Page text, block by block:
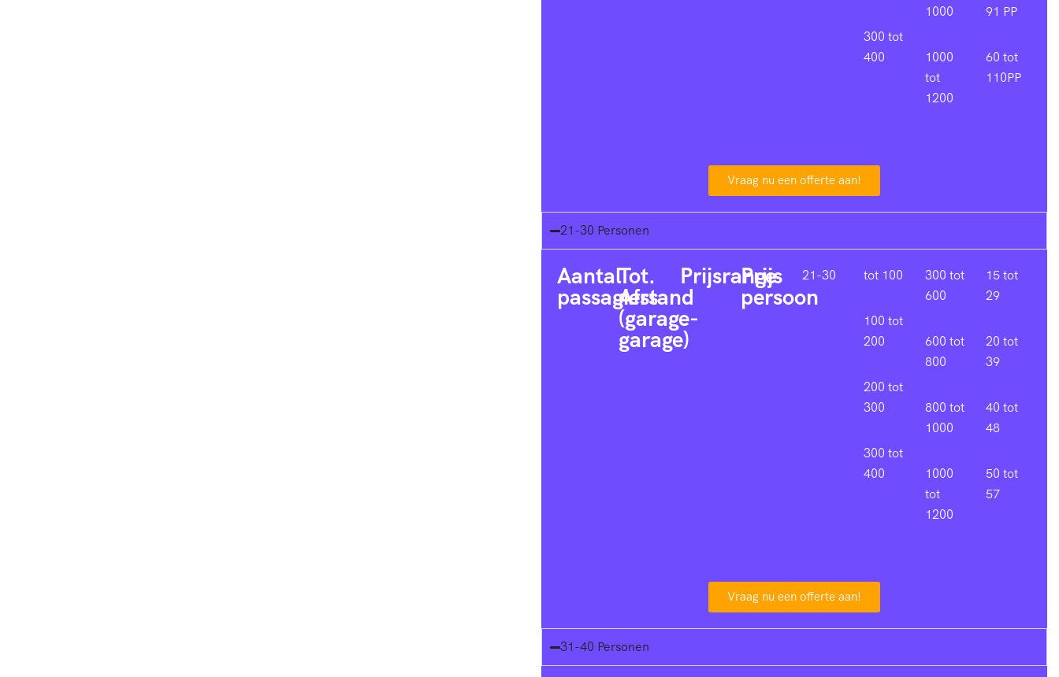
300 tot
400
1000
1000
tot
1200
91 PP
60 tot
110PP
Vraag nu een offerte aan!
21-30 Personen
Aantal
passagiers
Tot.
Afstand
(garage-
garage)
Prijsrange
Prijs
persoon
21-30 tot 100
100 tot
200
200 tot
300
300 tot
400
300 tot
600
600 tot
800
800 tot
1000
1000
tot
1200
15 tot
29
20 tot
39
40 tot
48
50 tot
57
Vraag nu een offerte aan!
31-40 Personen